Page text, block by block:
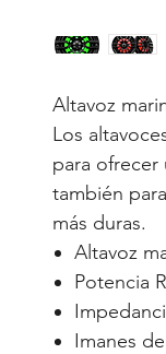
Altavoz
Los
para
también
más duras.
Altavoz
Potencia
Imanes